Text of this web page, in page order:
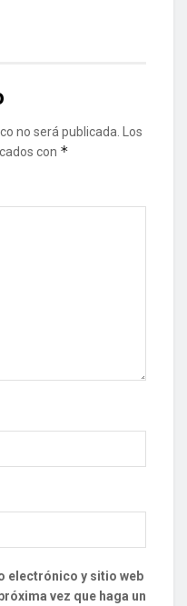
no será publicada. Los
con *
electrónico y sitio web
vez que haga un